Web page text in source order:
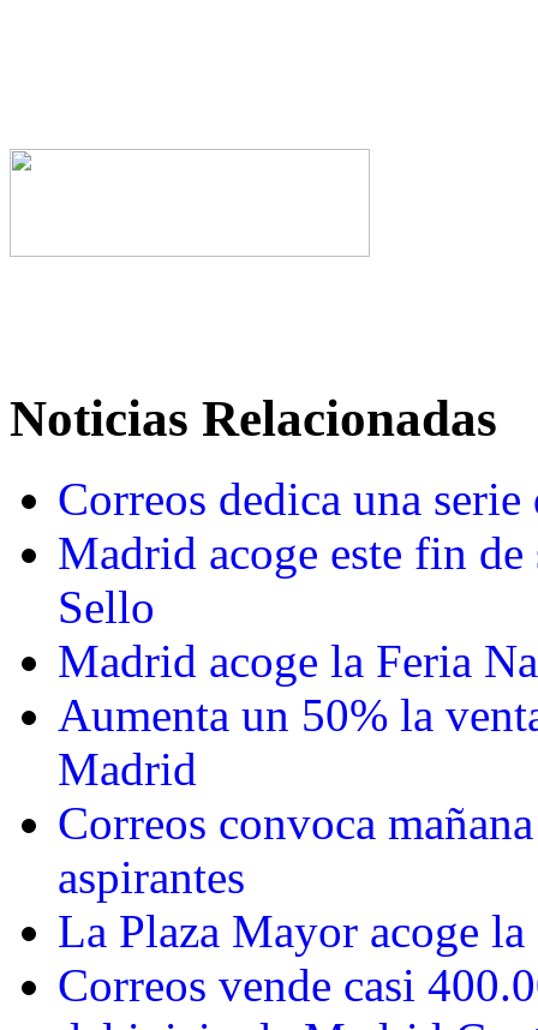
Noticias Relacionadas
Correos dedica una
Madrid acoge este fin
Sello
Madrid acoge la Feria
Aumenta un 50% la
Madrid
Correos convoca
aspirantes
La Plaza Mayor acoge
Correos vende casi